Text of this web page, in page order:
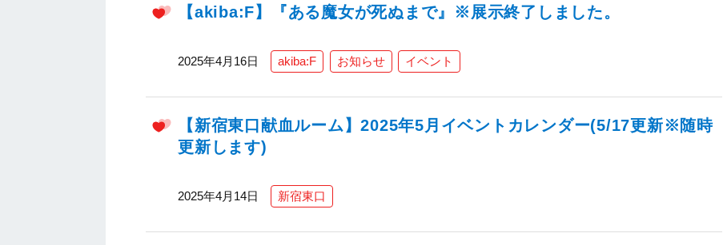
【akiba:F】『ある魔女が死ぬまで』※展示終了しました。
2025年4月16日 akiba:F お知らせ イベント
【新宿東口献血ルーム】2025年5月イベントカレンダー(5/17更新※随時
更新します)
2025年4月14日 新宿東口